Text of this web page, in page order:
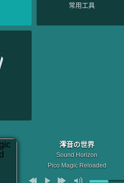
常用工具
澪音の世界
Sound Horizon
Pico Magic Reloaded